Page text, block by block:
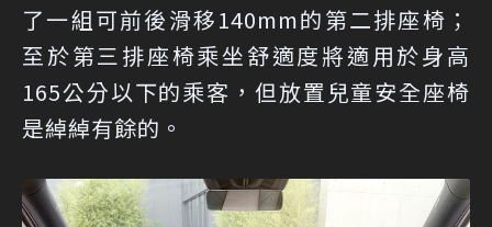
了一組可前後滑移140mm的第二排座椅；
至於第三排座椅乘坐舒適度將適用於身高
165公分以下的乘客，但放置兒童安全座椅
是綽綽有餘的。